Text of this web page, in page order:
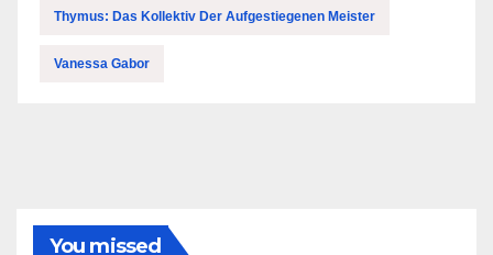
Thymus: Das Kollektiv Der Aufgestiegenen Meister
Vanessa Gabor
You missed